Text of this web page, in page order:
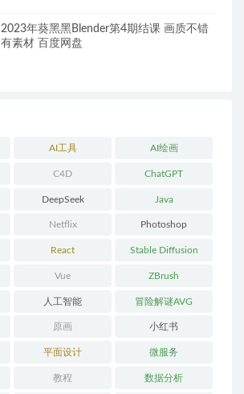
2023年葵黑黑Blender第4期结课 画质不错
有素材 百度网盘
AI工具 AI绘画
C4D ChatGPT
DeepSeek Java
Netflix Photoshop
React Stable Diffusion
Vue ZBrush
人工智能 冒险解谜AVG
原画 小红书
平面设计 微服务
教程 数据分析